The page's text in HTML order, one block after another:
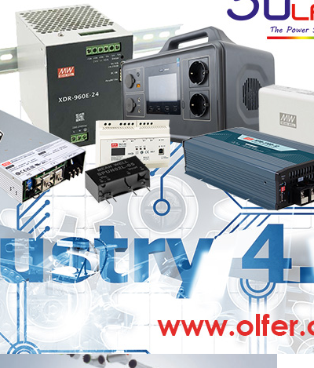
optimiza el diseño y el análisis de
integrados 3D complejos e
heterogéneamente
JULIO DE 2025
nueva suite Innovator3D IC permite una finalización
más rápida con capacidad, rendimiento,
normativo e integridad…